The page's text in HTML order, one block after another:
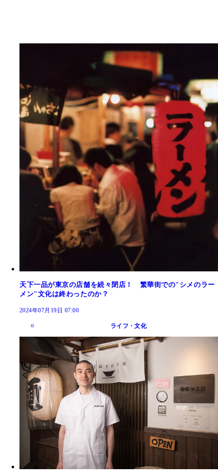
天下一品が東京の店舗を続々閉店！ 繁華街での"シメのラー
メン"文化は終わったのか？
2024年07月19日 07:00
ライフ・文化